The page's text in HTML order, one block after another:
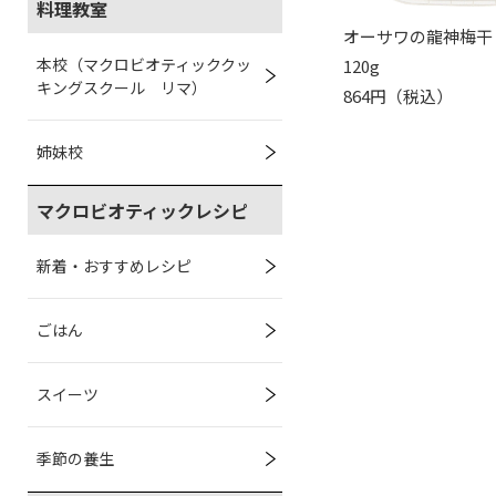
料理教室
本校（マクロビオティッククッ
キングスクール リマ）
姉妹校
マクロビオティックレシピ
新着・おすすめレシピ
ごはん
スイーツ
季節の養生
オーサワの龍神梅干
120g
864円（税込）